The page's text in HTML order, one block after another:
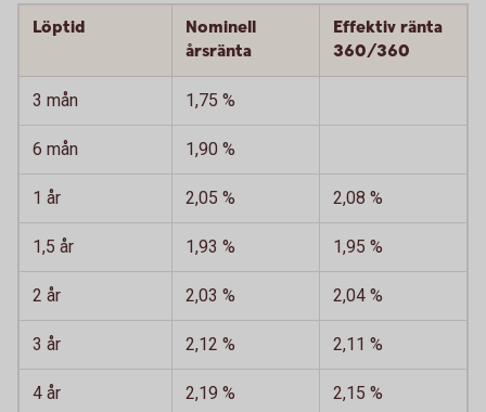
Löptid
Nominell
årsränta
Effektiv ränta
360/360
3 mån 1,75 %
6 mån 1,90 %
1 år 2,05 % 2,08 %
1,5 år 1,93 % 1,95 %
2 år 2,03 % 2,04 %
3 år 2,12 % 2,11 %
4 år 2,19 % 2,15 %